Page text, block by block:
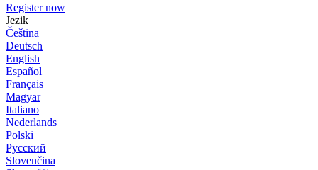
Register now
Jezik
Čeština
Deutsch
English
Español
Français
Magyar
Italiano
Nederlands
Polski
Русский
Slovenčina